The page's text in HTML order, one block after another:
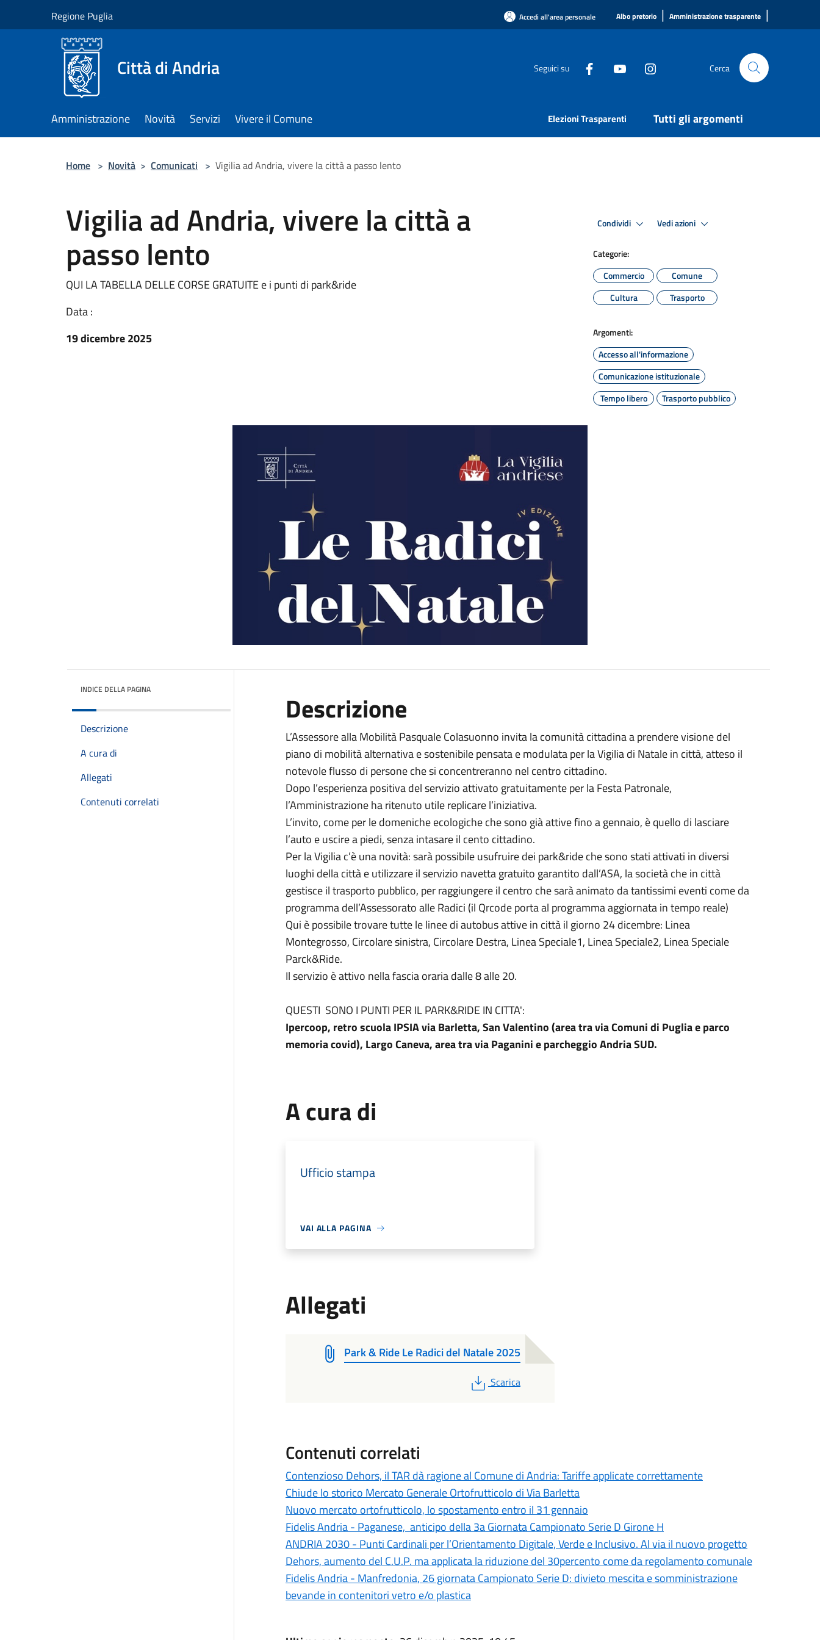
Regione Puglia Accedi all'area personale Albo pretorio | Amministrazione trasparente |
Città di Andria Seguici su Cerca
Amministrazione Novità Servizi Vivere il Comune Elezioni Trasparenti Tutti gli argomenti
Home > Novità > Comunicati > Vigilia ad Andria, vivere la città a passo lento
Vigilia ad Andria, vivere la città a
passo lento
QUI LA TABELLA DELLE CORSE GRATUITE e i punti di park&ride
Data :
19 dicembre 2025
Condividi Vedi azioni
Categorie:
Commercio
Comune
Cultura
Trasporto
Argomenti:
Accesso all'informazione
Comunicazione istituzionale
Tempo libero
Trasporto pubblico
INDICE DELLA PAGINA
Descrizione
A cura di
Allegati
Contenuti correlati
Descrizione
L’Assessore alla Mobilità Pasquale Colasuonno invita la comunità cittadina a prendere visione del
piano di mobilità alternativa e sostenibile pensata e modulata per la Vigilia di Natale in città, atteso il
notevole flusso di persone che si concentreranno nel centro cittadino.
Dopo l’esperienza positiva del servizio attivato gratuitamente per la Festa Patronale,
l’Amministrazione ha ritenuto utile replicare l’iniziativa.
L’invito, come per le domeniche ecologiche che sono già attive fino a gennaio, è quello di lasciare
l’auto e uscire a piedi, senza intasare il cento cittadino.
Per la Vigilia c’è una novità: sarà possibile usufruire dei park&ride che sono stati attivati in diversi
luoghi della città e utilizzare il servizio navetta gratuito garantito dall’ASA, la società che in città
gestisce il trasporto pubblico, per raggiungere il centro che sarà animato da tantissimi eventi come da
programma dell’Assessorato alle Radici (il Qrcode porta al programma aggiornata in tempo reale)
Qui è possibile trovare tutte le linee di autobus attive in città il giorno 24 dicembre: Linea
Montegrosso, Circolare sinistra, Circolare Destra, Linea Speciale1, Linea Speciale2, Linea Speciale
Parck&Ride.
Il servizio è attivo nella fascia oraria dalle 8 alle 20.
QUESTI SONO I PUNTI PER IL PARK&RIDE IN CITTA':
Ipercoop, retro scuola IPSIA via Barletta, San Valentino (area tra via Comuni di Puglia e parco
memoria covid), Largo Caneva, area tra via Paganini e parcheggio Andria SUD.
A cura di
Ufficio stampa
VAI ALLA PAGINA
Allegati
Park & Ride Le Radici del Natale 2025
PDF
Scarica
Contenuti correlati
Contenzioso Dehors, il TAR dà ragione al Comune di Andria: Tariffe applicate correttamente
Chiude lo storico Mercato Generale Ortofrutticolo di Via Barletta
Nuovo mercato ortofrutticolo, lo spostamento entro il 31 gennaio
Fidelis Andria - Paganese, anticipo della 3a Giornata Campionato Serie D Girone H
ANDRIA 2030 - Punti Cardinali per l’Orientamento Digitale, Verde e Inclusivo. Al via il nuovo progetto
Dehors, aumento del C.U.P. ma applicata la riduzione del 30percento come da regolamento comunale
Fidelis Andria - Manfredonia, 26 giornata Campionato Serie D: divieto mescita e somministrazione
bevande in contenitori vetro e/o plastica